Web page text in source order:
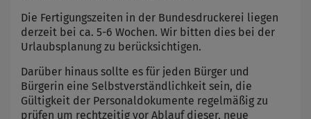
Die Fertigungszeiten in der Bundesdruckerei liegen
derzeit bei ca. 5-6 Wochen. Wir bitten dies bei der
Urlaubsplanung zu berücksichtigen.
Darüber hinaus sollte es für jeden Bürger und
Bürgerin eine Selbstverständlichkeit sein, die
Gültigkeit der Personaldokumente regelmäßig zu
prüfen um rechtzeitig vor Ablauf dieser, neue